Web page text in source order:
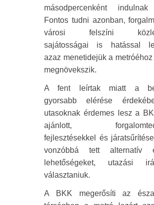
másodpercenként
Fontos tudni azonban,
városi felszíni
sajátosságai is hatással
azaz menetidejük a
megnövekszik.
A fent leírtak miatt a
gyorsabb elérése
utasoknak érdemes lesz a
ajánlott,
fejlesztésekkel és
vonzóbbá tett alternatív
lehetőségeket, utazási
választaniuk.
A BKK megerősíti az